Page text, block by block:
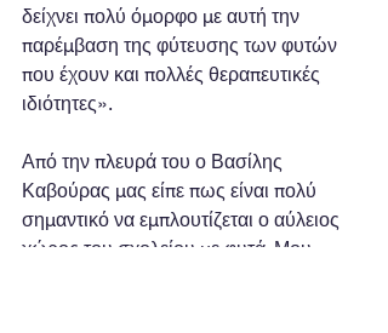
δείχνει πολύ όμορφο με αυτή την
παρέμβαση της φύτευσης των φυτών
που έχουν και πολλές θεραπευτικές
ιδιότητες».
Από την πλευρά του ο Βασίλης
Καβούρας μας είπε πως είναι πολύ
σημαντικό να εμπλουτίζεται ο αύλειος
χώρος του σχολείου με φυτά. Μου